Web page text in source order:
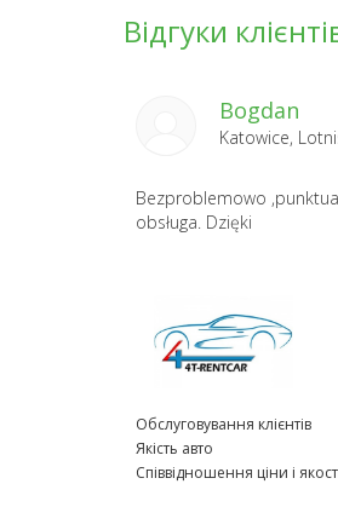
Відгуки
Bogdan
Bezproblemowo
obsługa. Dzięki
Обслуговування клієнтів
Якість авто
Співвідношення ціни і